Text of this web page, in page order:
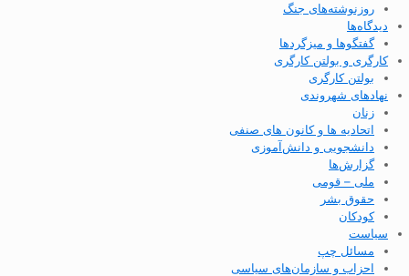
روزنوشته‌های جنگ
دیدگاه‌ها
گفتگوها و میزگردها
کارگری و بولتن کارگری
بولتن کارگری
نهادهای شهروندی
زنان
اتحادیه ها و کانون های صنفی
دانشجویی و دانش‌آموزی
گزارش‌ها
ملی – قومی
حقوق بشر
کودکان
سیاست
مسائل چپ
احزاب و سازمان‌های سیاسی